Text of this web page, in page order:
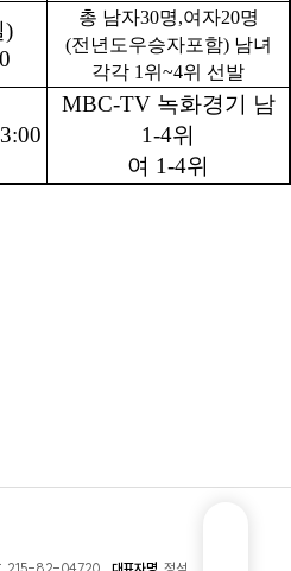
)
총 남자30명,여자20명
(전년도우승자포함) 남녀
각각 1 위 ~4위 선발
MBC-TV 녹화경기 남
1-4위
여 1-4위